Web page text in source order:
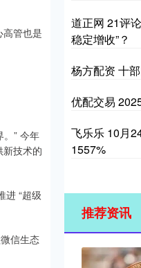
管也是
” 今年
技术的
进 “超级
信生态
道正网 21评
稳定增收”？
杨方配资 十
优配交易
飞乐乐 10月
1557%
推荐资讯